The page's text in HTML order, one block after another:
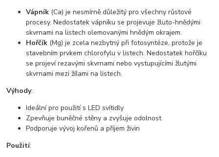
Vápník (Ca) je nesmírně důležitý pro všechny růstové
procesy. Nedostatek vápníku se projevuje žluto-hnědými
skvrnami na listech olemovanými hnědým okrajem.
Hořčík (Mg) je zcela nezbytný při fotosyntéze, protože je
stavebním prvkem chlorofylu v listech. Nedostatek hořčíku
se projeví rezavými skvrnami nebo vystupujícími žlutými
skvrnami mezi žílami na listech.
Výhody:
Ideální pro použití sLED svítidly
Zpevňuje buněčné stěny a zvyšuje odolnost
Podporuje vývoj kořenů a příjem živin
Použití: